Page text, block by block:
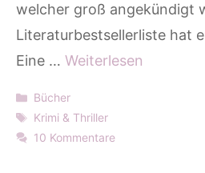
welcher groß angekündigt
Literaturbestsellerliste hat
Eine … Weiterlesen
Kategorien
Bücher
Schlagwörter
Krimi & Thriller
10 Kommentare